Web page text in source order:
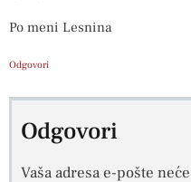
Po meni Lesnina
Odgovori
Odgovori
Vaša adresa e-pošte